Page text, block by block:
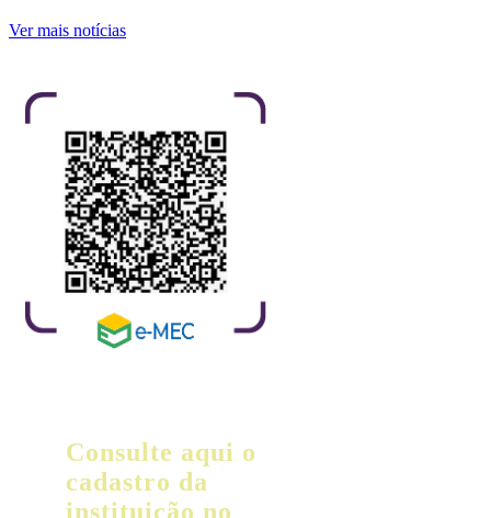
Ver mais notícias
Consulte aqui o
cadastro da
instituição no